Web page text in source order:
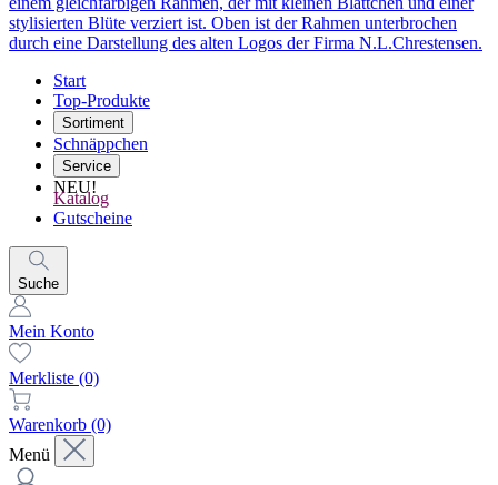
Start
Top-Produkte
Sortiment
Schnäppchen
Service
NEU!
Katalog
Gutscheine
Suche
Mein Konto
Merkliste (0)
Warenkorb (0)
Menü